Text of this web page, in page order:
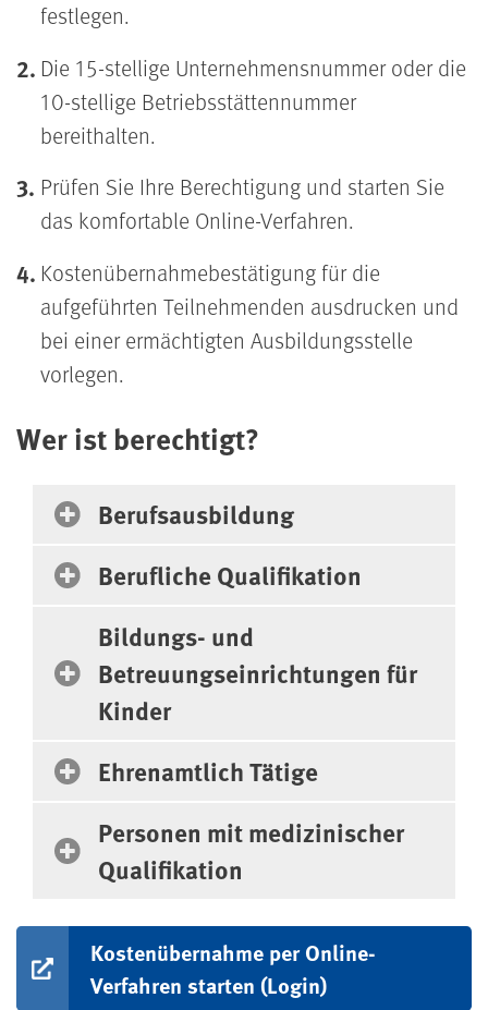
festlegen.
Die 15-stellige Unternehmensnummer oder die
10-stellige Betriebsstättennummer
bereithalten.
Prüfen Sie Ihre Berechtigung und starten Sie
das komfortable Online-Verfahren.
Kostenübernahmebestätigung für die
aufgeführten Teilnehmenden ausdrucken und
bei einer ermächtigten Ausbildungsstelle
vorlegen.
Wer ist berechtigt?
Häufig gestellte Fragen
Berufsausbildung
Berufliche Qualifikation
Bildungs- und
Betreuungseinrichtungen für
Kinder
Ehrenamtlich Tätige
Personen mit medizinischer
Qualifikation
Kostenübernahme per Online-
Verfahren starten (Login)